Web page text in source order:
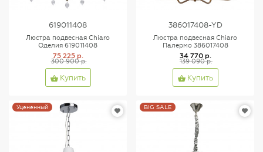
619011408
Люстра подвесная Chiaro
Оделия 619011408
75 225 р.
300 900 р.
Купить
386017408-YD
Люстра подвесная Chiaro
Палермо 386017408
34 770 р.
139 090 р.
Купить
Уцененный BIG SALE